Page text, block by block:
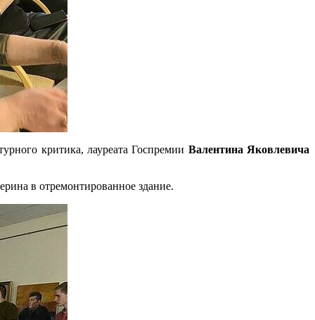
критика, лауреата Госпремии Валентина Яковлевича
в отремонтированное здание.